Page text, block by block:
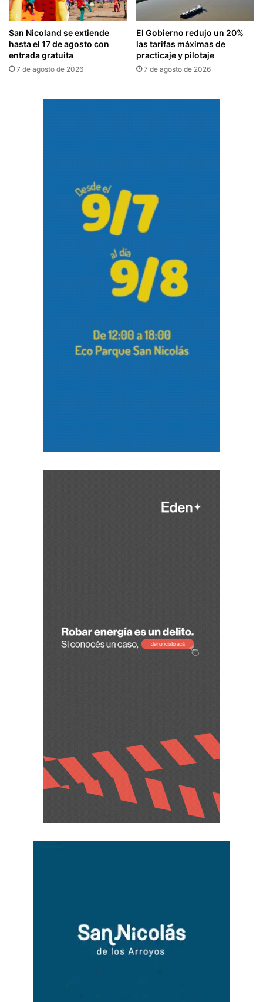
San Nicoland se extiende
hasta el 17 de agosto con
entrada gratuita
7 de agosto de 2026
El Gobierno redujo un 20%
las tarifas máximas de
practicaje y pilotaje
7 de agosto de 2026